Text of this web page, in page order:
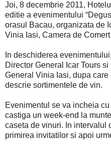
Joi, 8 decembrie 2011,
editie a evenimentului
orasul Bacau, organizata de
Vinia Iasi, Camera de
In deschiderea
Director General Icar Tours
General Vinia Iasi, dupa
descrie sortimentele de vin.
Evenimentul se va incheia
castiga un week-end la
caseta de vinuri. In intervalul
primirea invitatilor si apoi